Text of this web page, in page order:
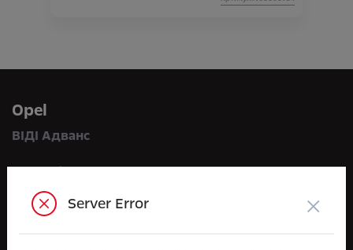
Opel
ВІДІ Адванс
Зв'яжіться з нами
по телефону:Server Error ×